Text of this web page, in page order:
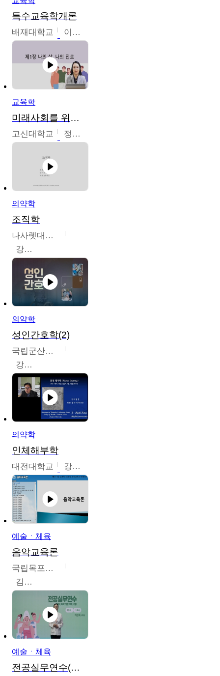
특수교육학개론
배재대학교 이현주
교육학
미래사회를 위한 진로 탐색 및 설계
고신대학교 정주영
의약학
조직학
나사렛대학교
강지언
의약학
성인간호학(2)
국립군산대학교
강경아
의약학
인체해부학
대전대학교 강지혁
예술ㆍ체육
음악교육론
국립목포대학교
김신영
예술ㆍ체육
전공실무연수(헤어,메이크업,피부,네일)